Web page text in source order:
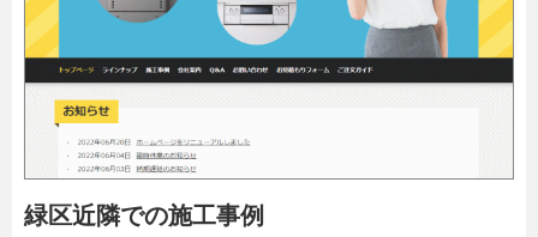
緑区近隣での施工事例